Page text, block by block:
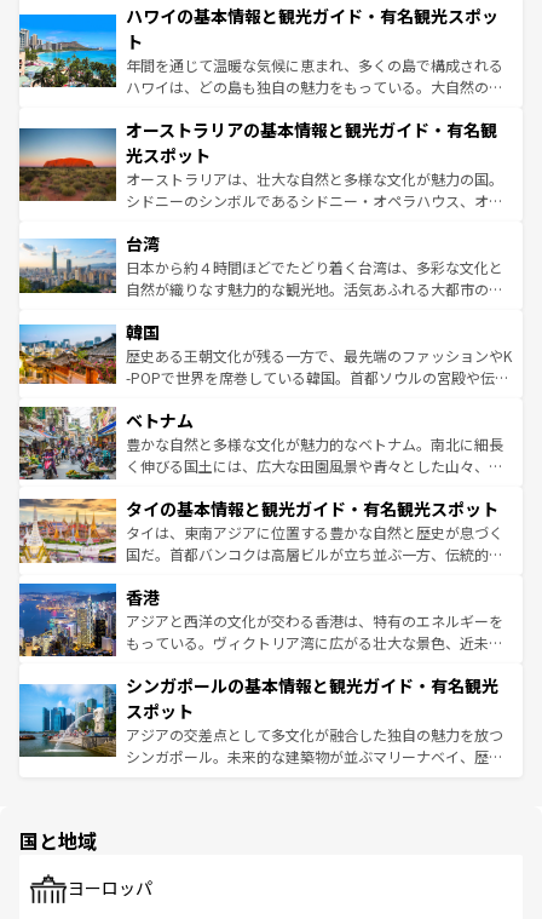
着のスイス情報はコンテンツ一覧を参照してほしい。
のような巨大都市は、観光、ショッピング、エンターテイ
ンメントが詰まった刺激的なスポットだ。一方、アメリカ
西部には大自然が広がり、グランドキャニオンやイエロー
ストーン国立公園といった絶景が堪能できる。さらに、南
文化が魅力。旅行者はアメリカの各地域で異なる魅力を楽
しみながら、その多様性と豊かな歴史を感じることができ
るだろう。車でのロードトリップや列車の旅も、アメリカ
ならではの贅沢な旅のスタイルだ。 なお、新着のアメリカ
情報は コンテンツ一覧 を参照してほしい。
ハワイの基本情報と観光ガイド・有名観光スポッ
ト
年間を通じて温暖な気候に恵まれ、多くの島で構成される
ハワイは、どの島も独自の魅力をもっている。大自然の神
ワイ島は見逃せない。また、定番の観光地といえばオアフ
島だが、静かな自然を求めるならマウイ島やカウアイ島が
おすすめ。エメラルドグリーンに輝く海をはじめ、豊かな
文化や歴史が息づいている。「アロハスピリット」と呼ば
人々、おいしいローカルフードやハワイアンミュージッ
ク、伝統的なフラダンスなど、すべてがハワイの魅力を彩
っている。訪れるたびに新しい発見と感動が待っているハ
はコンテンツ一覧
オーストラリアの基本情報と観光ガイド・有名観
光スポット
オーストラリアは、壮大な自然と多様な文化が魅力の国。
シドニーのシンボルであるシドニー・オペラハウス、オー
リアリーフや大陸中央部にそびえるウルル（エアーズロッ
ク）、タスマニアの美しい原生林やケアンズの熱帯雨林な
ど、見どころがたくさん。また、カフェやワイン、オージ
いる。アクティビティも充実しており、サーフィンやダイ
ビング、ハイキングなど、アウトドア好きにはたまらな
い。オーストラリアの多彩な魅力を存分に味わいつくそ
参照してほしい。
台湾
日本から約４時間ほどでたどり着く台湾は、多彩な文化と
自然が織りなす魅力的な観光地。活気あふれる大都市の台
ン）、静ひつな山岳地帯である台湾東部など、都市の喧騒
と山間の静けさが共存しており、訪れる人に新しい発見と
驚きをもたらしてくれる。また、奥深い台湾の食文化も魅
容にもいいと評判のスイーツなど、バラエティ豊かな料理
が味わえる。 なお、新着の台湾情報は コンテンツ一覧を参
照してほしい。
韓国
歴史ある王朝文化が残る一方で、最先端のファッションやK
-POPで世界を席巻している韓国。首都ソウルの宮殿や伝統
き、地方に足を延ばせば四季折々の自然美を楽しむことが
できる。そして、キムチや焼肉、絶品のストリートフード
まで、さまざまな韓国料理が待っている。夜には、韓国な
リティに包まれながら、韓国の多彩な魅力を心ゆくまで味
わってみてほしい。 なお、新着の韓国情報はコンテンツ一
覧を参照してほしい。
ベトナム
豊かな自然と多様な文化が魅力的なベトナム。南北に細長
く伸びる国土には、広大な田園風景や青々とした山々、世
急速な発展と共に伝統が息づく。ハノイの古い町並みやホ
ーチミン市のフランス統治時代の建物も、独特の雰囲気を
醸し出している。また、バラエティの豊かさとおいしさで
とつ。フォーやバインミー、ベトナムコーヒーなどは、ぜ
ひ現地で味わいたい。どの地域を訪れてもあたたかい人々
が旅行者を迎えてくれるので、きっと忘れられない旅にな
参照してほしい。
タイの基本情報と観光ガイド・有名観光スポット
タイは、東南アジアに位置する豊かな自然と歴史が息づく
国だ。首都バンコクは高層ビルが立ち並ぶ一方、伝統的な
の活気が交差している。北部ではチェンマイなどの山岳地
帯で自然と触れ合い、南部ではプーケットやクラビの美し
いビーチでリゾート気分を楽しむことができる。タイ料理
激する。気候は一年中温暖で、どの季節にも異なる楽しみ
が待っている。親しみやすいタイの人々、仏教を中心とし
た文化、そして多様な観光資源が、訪れる旅人を魅了し続
ける。 なお、新着のタイ情報はコンテンツ一覧を参照して
香港
アジアと西洋の文化が交わる香港は、特有のエネルギーを
もっている。ヴィクトリア湾に広がる壮大な景色、近未来
み、どこを訪れても感動するはず。観光スポットが密集し
ており、効率よく見どころを回れるのも魅力。息をのむよ
うな絶景から文化的な体験まで、香港を存分に楽しみ尽く
そう。 なお、新着の香港情報はコンテンツ一覧を参照して
シンガポールの基本情報と観光ガイド・有名観光
スポット
アジアの交差点として多文化が融合した独自の魅力を放つ
シンガポール。未来的な建築物が並ぶマリーナベイ、歴史
で、ホーカーズは地元の風情を楽しめる外せないスポット
国と地域
ヨーロッパ